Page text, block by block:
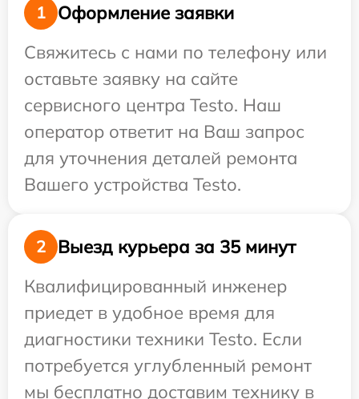
1
Оформление заявки
Свяжитесь с нами по телефону или
оставьте заявку на сайте
сервисного центра Testo. Наш
оператор ответит на Ваш запрос
для уточнения деталей ремонта
Вашего устройства Testo.
2
Выезд курьера за 35 минут
Квалифицированный инженер
приедет в удобное время для
диагностики техники Testo. Если
потребуется углубленный ремонт
мы бесплатно доставим технику в